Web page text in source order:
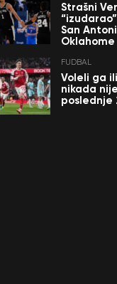
Strašni
San
Oklahome
FUDBAL
Voleli ga
nikada
poslednje